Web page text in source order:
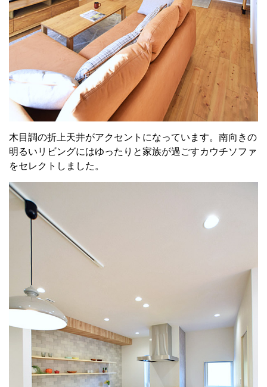
木目調の折上天井がアクセントになっています。南向きの
明るいリビングにはゆったりと家族が過ごすカウチソファ
をセレクトしました。